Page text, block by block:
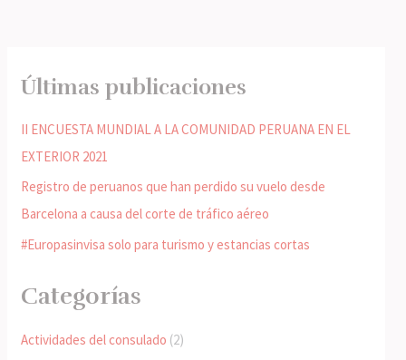
Últimas publicaciones
II ENCUESTA MUNDIAL A LA COMUNIDAD PERUANA EN EL
EXTERIOR 2021
Registro de peruanos que han perdido su vuelo desde
Barcelona a causa del corte de tráfico aéreo
#Europasinvisa solo para turismo y estancias cortas
Categorías
Actividades del consulado (2)